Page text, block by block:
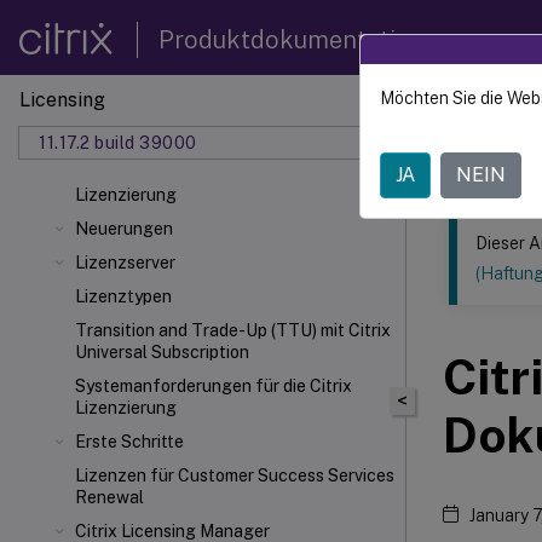
Produktdokumentation
Licensing
11.17.2 build 39000
Lizenzierung
Neuerungen
Lizenzserver
Lizenztypen
Transition and Trade-Up (TTU) mit Citrix
Universal Subscription
Systemanforderungen für die Citrix
Lizenzierung
Erste Schritte
Lizenzen für Customer Success Services
Renewal
Citrix Licensing Manager
Dieser Inhalt
<
Dieser
January
Möchten Sie die
JA NEIN